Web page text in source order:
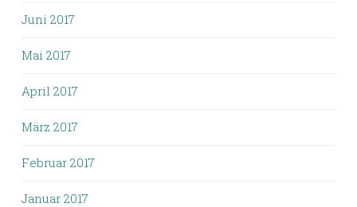
Juni 2017
Mai 2017
April 2017
März 2017
Februar 2017
Januar 2017